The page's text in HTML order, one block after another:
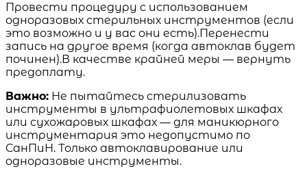
Провести процедуру с использованием
одноразовых стерильных инструментов (если
это возможно и у вас они есть).Перенести
запись на другое время (когда автоклав будет
починен).В качестве крайней меры — вернуть
предоплату.
Важно: Не пытайтесь стерилизовать
инструменты в ультрафиолетовых шкафах
или сухожаровых шкафах — для маникюрного
инструментария это недопустимо по
СанПиН. Только автоклавирование или
одноразовые инструменты.